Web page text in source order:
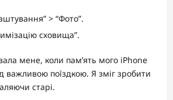
> “Фото”.
сховища”.
мене, коли пам’ять мого iPhone
важливою поїздкою. Я зміг зробити
старі.